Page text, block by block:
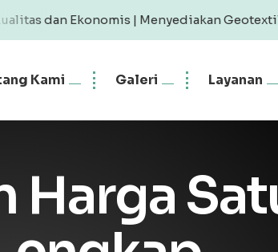
| Menyediakan Geotextile Woven & Non
Kami Galeri Layanan